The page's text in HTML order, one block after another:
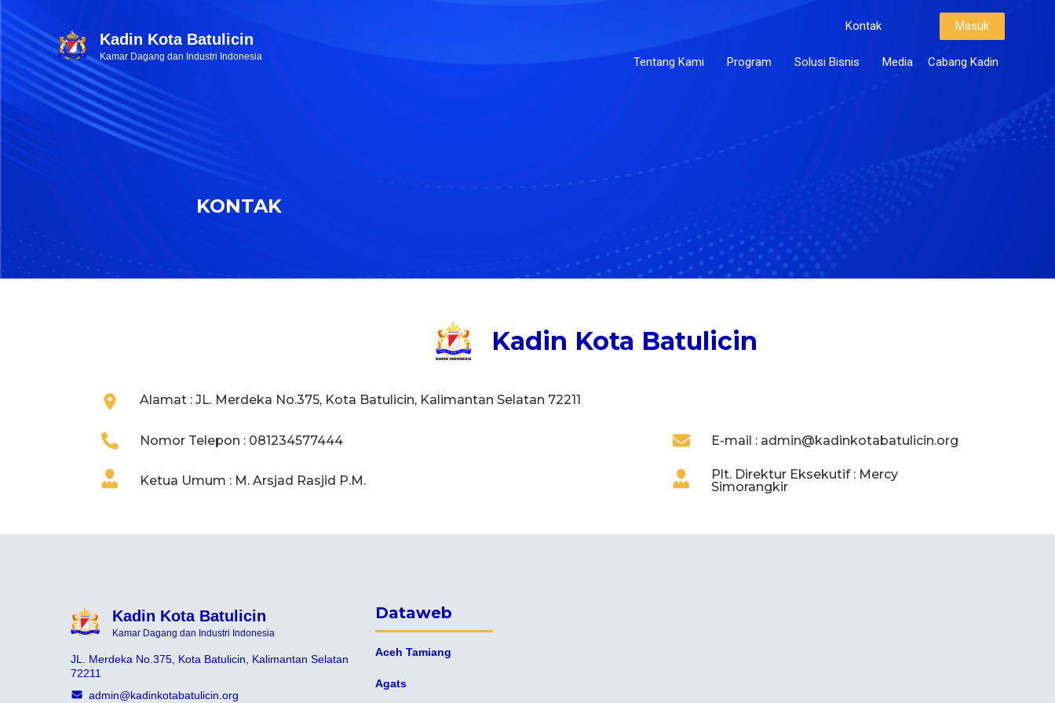
Kadin Kota Batulicin
Kamar Dagang dan Industri Indonesia
Kontak Masuk
Tentang Kami Program Solusi Bisnis Media Cabang Kadin
KONTAK
Kadin Kota Batulicin
Alamat : JL. Merdeka No.375, Kota Batulicin, Kalimantan Selatan 72211
Nomor Telepon : 081234577444 E-mail : admin@kadinkotabatulicin.org
Ketua Umum : M. Arsjad Rasjid P.M.
Plt. Direktur Eksekutif : Mercy
Simorangkir
Kadin Kota Batulicin
Kamar Dagang dan Industri Indonesia
JL. Merdeka No.375, Kota Batulicin, Kalimantan Selatan
72211
admin@kadinkotabatulicin.org
Dataweb
Aceh Tamiang
Agats